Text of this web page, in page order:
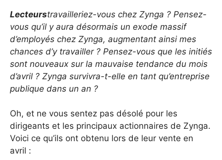
Lecteurstravailleriez-vous chez Zynga ? Pensez-
vous qu’il y aura désormais un exode massif
d’employés chez Zynga, augmentant ainsi mes
chances d’y travailler ? Pensez-vous que les initiés
sont nouveaux sur la mauvaise tendance du mois
d’avril ? Zynga survivra-t-elle en tant qu’entreprise
publique dans un an ?
Oh, et ne vous sentez pas désolé pour les
dirigeants et les principaux actionnaires de Zynga.
Voici ce qu’ils ont obtenu lors de leur vente en
avril :